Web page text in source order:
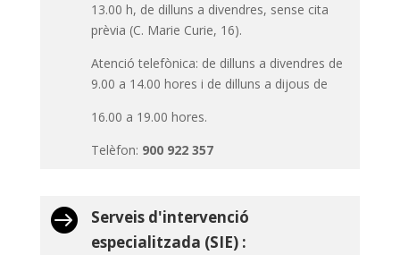
13.00 h, de dilluns a divendres, sense cita
prèvia (C. Marie Curie, 16).
Atenció telefònica: de dilluns a divendres de
9.00 a 14.00 hores i de dilluns a dijous de
16.00 a 19.00 hores.
Telèfon: 900 922 357

Serveis d'intervenció
especialitzada (SIE) :